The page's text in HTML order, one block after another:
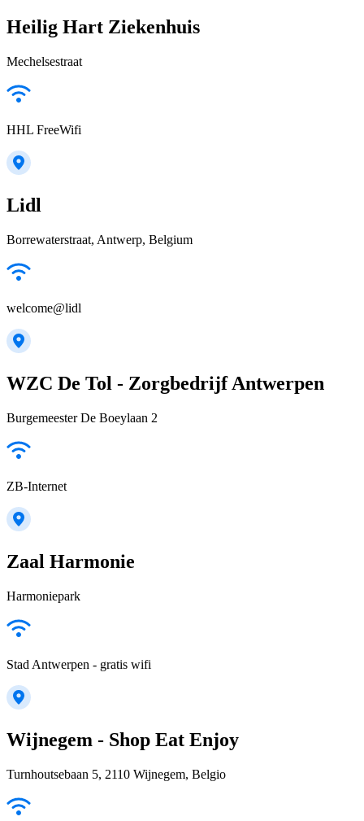
Heilig Hart Ziekenhuis
Mechelsestraat
HHL FreeWifi
Lidl
Borrewaterstraat, Antwerp, Belgium
welcome@lidl
WZC De Tol - Zorgbedrijf Antwerpen
Burgemeester De Boeylaan 2
ZB-Internet
Zaal Harmonie
Harmoniepark
Stad Antwerpen - gratis wifi
Wijnegem - Shop Eat Enjoy
Turnhoutsebaan 5, 2110 Wijnegem, Belgio